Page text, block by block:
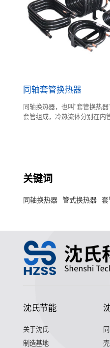
同轴套管换热器
同轴换热器，也叫"套管换热
套管组成，冷热流体分别在内
关键词
同轴换热器 管式换热器 套
沈氏节能
关于沈氏
制造基地